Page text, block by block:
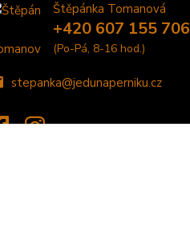
Štěpánka Tomanová
+420 607 155 706
(Po-Pá, 8-16 hod.)
stepanka@jedunaperniku.cz